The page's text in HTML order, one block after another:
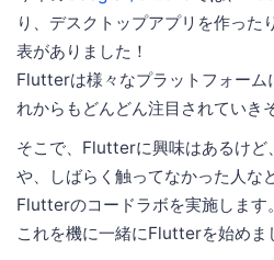
り、デスクトップアプリを作った
表がありました！
Flutterは様々なプラットフォーム
れからもどんどん注目されていき
そこで、Flutterに興味はあるけど
や、しばらく触ってなかった人な
Flutterのコードラボを実施します。
これを機に一緒にFlutterを始めま